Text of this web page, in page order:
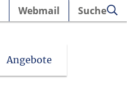
Angebote
Webmail Suche